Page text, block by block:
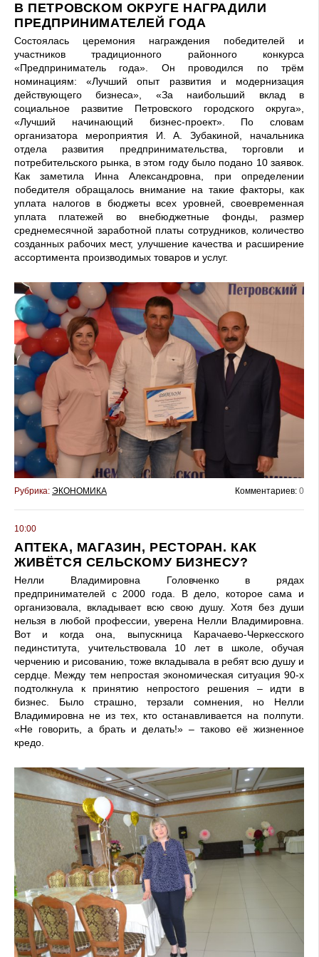
В ПЕТРОВСКОМ ОКРУГЕ НАГРАДИЛИ
ПРЕДПРИНИМАТЕЛЕЙ ГОДА
Состоялась церемония награждения победителей и
участников традиционного районного конкурса
«Предприниматель года». Он проводился по трём
номинациям: «Лучший опыт развития и модернизация
действующего бизнеса», «За наибольший вклад в
социальное развитие Петровского городского округа»,
«Лучший начинающий бизнес-проект». По словам
организатора мероприятия И. А. Зубакиной, начальника
отдела развития предпринимательства, торговли и
потребительского рынка, в этом году было подано 10 заявок.
Как заметила Инна Александровна, при определении
победителя обращалось внимание на такие факторы, как
уплата налогов в бюджеты всех уровней, своевременная
уплата платежей во внебюджетные фонды, размер
среднемесячной заработной платы сотрудников, количество
созданных рабочих мест, улучшение качества и расширение
ассортимента производимых товаров и услуг.
Рубрика: ЭКОНОМИКА Комментариев: 0
10:00
АПТЕКА, МАГАЗИН, РЕСТОРАН. КАК
ЖИВЁТСЯ СЕЛЬСКОМУ БИЗНЕСУ?
Нелли Владимировна Головченко в рядах
предпринимателей с 2000 года. В дело, которое сама и
организовала, вкладывает всю свою душу. Хотя без души
нельзя в любой профессии, уверена Нелли Владимировна.
Вот и когда она, выпускница Карачаево-Черкесского
пединститута, учительствовала 10 лет в школе, обучая
черчению и рисованию, тоже вкладывала в ребят всю душу и
сердце. Между тем непростая экономическая ситуация 90-х
подтолкнула к принятию непростого решения – идти в
бизнес. Было страшно, терзали сомнения, но Нелли
Владимировна не из тех, кто останавливается на полпути.
«Не говорить, а брать и делать!» – таково её жизненное
кредо.